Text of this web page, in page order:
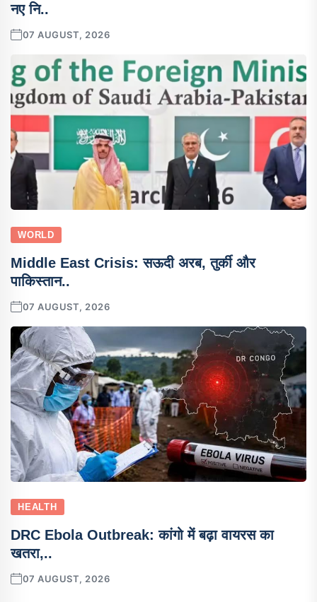
नए नि..
07 AUGUST, 2026
WORLD
Middle East Crisis: सऊदी अरब, तुर्की और
पाकिस्तान..
07 AUGUST, 2026
HEALTH
DRC Ebola Outbreak: कांगो में बढ़ा वायरस का
खतरा,..
07 AUGUST, 2026